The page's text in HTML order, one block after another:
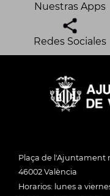
Nuestras Apps
Redes Sociales
Plaça de l'Ajuntament
46002 València
Horarios: lunes a